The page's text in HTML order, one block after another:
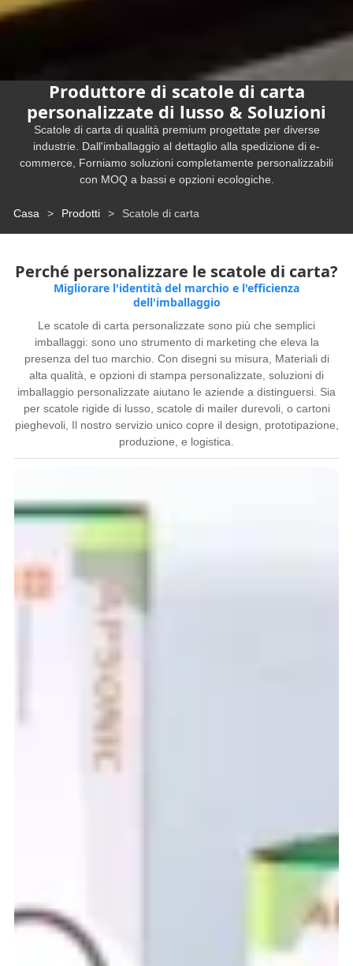
Produttore di scatole di carta
personalizzate di lusso & Soluzioni
Scatole di carta di qualità premium progettate per diverse
industrie. Dall'imballaggio al dettaglio alla spedizione di e-
commerce, Forniamo soluzioni completamente personalizzabili
con MOQ a bassi e opzioni ecologiche.
Casa > Prodotti > Scatole di carta
Perché personalizzare le scatole di carta?
Migliorare l'identità del marchio e l'efficienza
dell'imballaggio
Le scatole di carta personalizzate sono più che semplici
imballaggi: sono uno strumento di marketing che eleva la
presenza del tuo marchio. Con disegni su misura, Materiali di
alta qualità, e opzioni di stampa personalizzate, soluzioni di
imballaggio personalizzate aiutano le aziende a distinguersi. Sia
per scatole rigide di lusso, scatole di mailer durevoli, o cartoni
pieghevoli, Il nostro servizio unico copre il design, prototipazione,
produzione, e logistica.